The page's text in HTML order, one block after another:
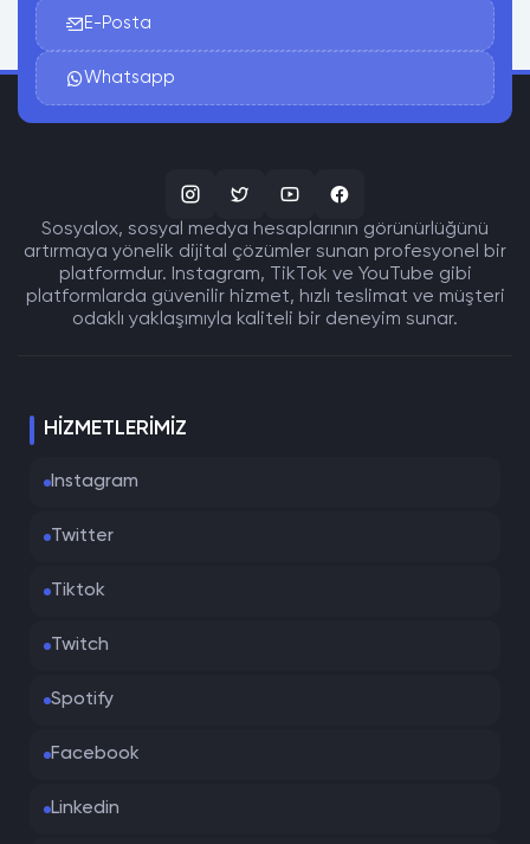
E-Posta
Whatsapp
Sosyalox, sosyal medya hesaplarının görünürlüğünü
artırmaya yönelik dijital çözümler sunan profesyonel bir
platformdur. Instagram, TikTok ve YouTube gibi
platformlarda güvenilir hizmet, hızlı teslimat ve müşteri
odaklı yaklaşımıyla kaliteli bir deneyim sunar.
HIZMETLERIMIZ
Instagram
Twitter
Tiktok
Twitch
Spotify
Facebook
Linkedin